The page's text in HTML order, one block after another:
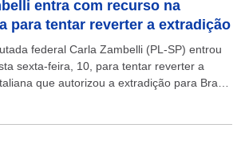
entra com recurso na
para tentar reverter a extradição
federal Carla Zambelli (PL-SP) entrou
sexta-feira, 10, para tentar reverter a
que autorizou a extradição para Brasil.